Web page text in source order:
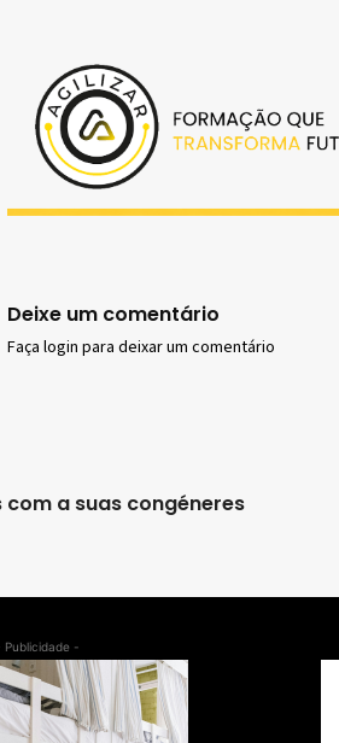
Deixe um comentário
Faça login para deixar um comentário
com a suas congéneres
Publicidade -